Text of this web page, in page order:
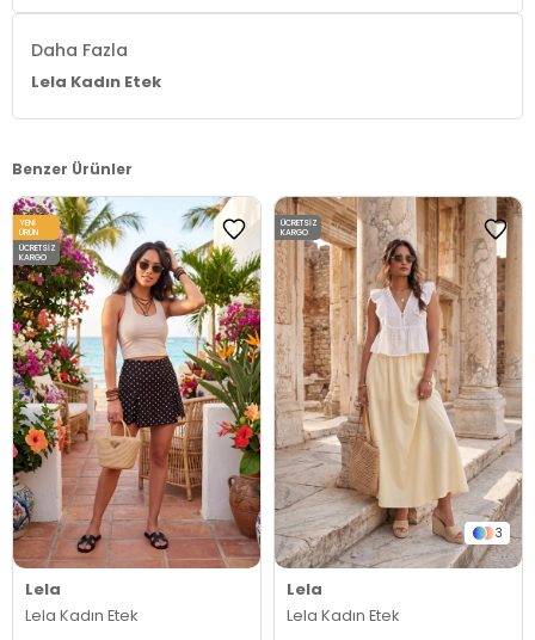
Menşei:Türkiye
Daha Fazla
Lela Kadın Etek
Benzer Ürünler
Lela
Lela Kadın Etek
YENI
ÜRÜN
ÜCRETSIZ
KARGO
3
Lela
Lela Kadın Etek
ÜCRETSIZ
KARGO